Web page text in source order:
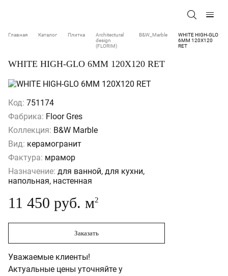
Главная Каталог Плитка
Architectural
design
(FLORIM)
B&W_Marble
WHITE HIGH-GLO
6MM 120X120
RET
WHITE HIGH-GLO 6MM 120X120 RET
Код: 751174
Фабрика: Floor Gres
Коллекция: B&W Marble
Вид: керамогранит
Фактура: мрамор
Назначение: для ванной, для кухни,
напольная, настенная
11 450 руб. м2
Заказать
Уважаемые клиенты!
Актуальные цены уточняйте у